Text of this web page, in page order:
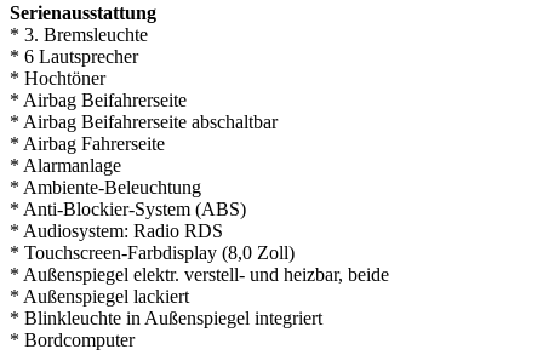
Serienausstattung
* 3. Bremsleuchte
* 6 Lautsprecher
* Hochtöner
* Airbag Beifahrerseite
* Airbag Beifahrerseite abschaltbar
* Airbag Fahrerseite
* Alarmanlage
* Ambiente-Beleuchtung
* Anti-Blockier-System (ABS)
* Audiosystem: Radio RDS
* Touchscreen-Farbdisplay (8,0 Zoll)
* Außenspiegel elektr. verstell- und heizbar, beide
* Außenspiegel lackiert
* Blinkleuchte in Außenspiegel integriert
* Bordcomputer